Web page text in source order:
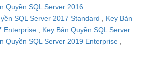
Quyền SQL Server 2016
SQL Server 2017 Standard
Key Bản
Enterprise
Key Bản Quyền SQL Server
Quyền SQL Server 2019 Enterprise